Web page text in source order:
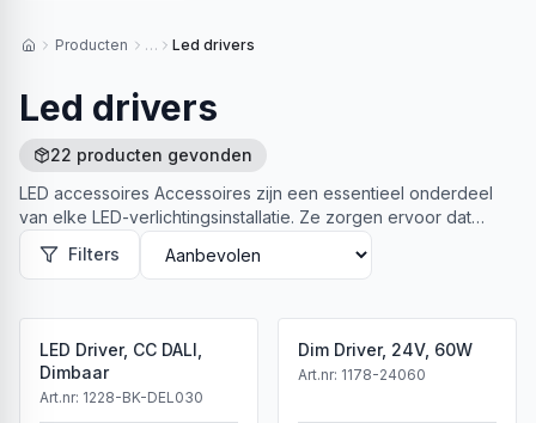
Producten … Led drivers
Led drivers
22 producten gevonden
LED accessoires Accessoires zijn een essentieel onderdeel
van elke LED-verlichtingsinstallatie. Ze zorgen ervoor dat
verlichting niet alleen werkt, maar ook…
Lees meer
Filters
LED Driver, CC DALI,
Dimbaar
Art.nr: 1228-BK-DEL030
Dim Driver, 24V, 60W
Art.nr: 1178-24060